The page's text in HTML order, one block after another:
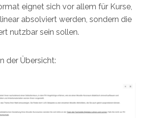
eignet sich vor allem für Kurse,
absolviert werden, sondern die
nutzbar sein sollen.
der Übersicht: